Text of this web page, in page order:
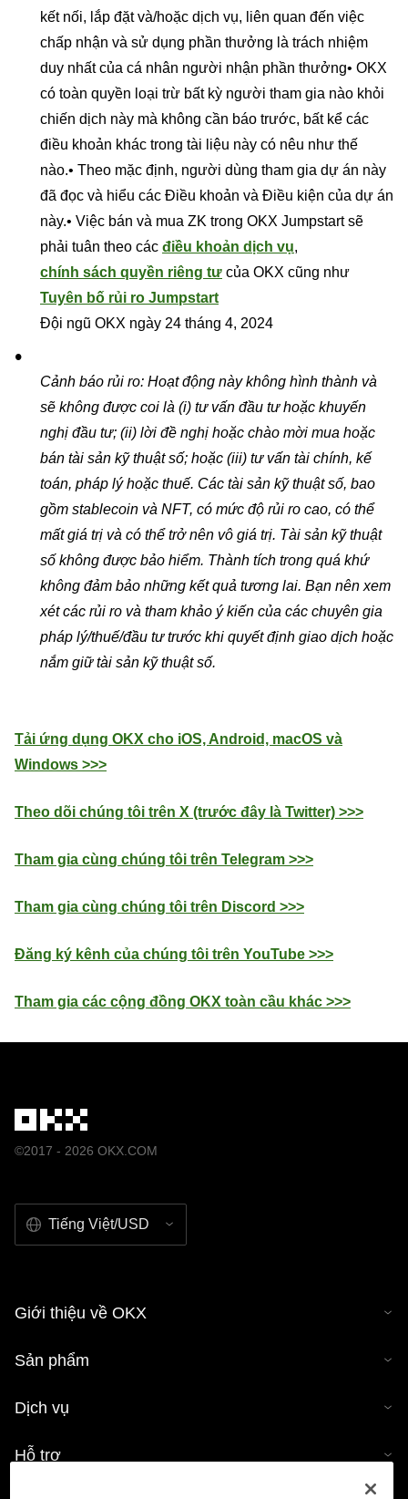
kết nối, lắp đặt và/hoặc dịch vụ, liên quan đến việc
chấp nhận và sử dụng phần thưởng là trách nhiệm
duy nhất của cá nhân người nhận phần thưởng• OKX
có toàn quyền loại trừ bất kỳ người tham gia nào khỏi
chiến dịch này mà không cần báo trước, bất kể các
điều khoản khác trong tài liệu này có nêu như thế
nào.• Theo mặc định, người dùng tham gia dự án này
đã đọc và hiểu các Điều khoản và Điều kiện của dự án
này.• Việc bán và mua ZK trong OKX Jumpstart sẽ
phải tuân theo các điều khoản dịch vụ,
chính sách quyền riêng tư của OKX cũng như
Tuyên bố rủi ro Jumpstart
Đội ngũ OKX ngày 24 tháng 4, 2024
Cảnh báo rủi ro: Hoạt động này không hình thành và
sẽ không được coi là (i) tư vấn đầu tư hoặc khuyến
nghị đầu tư; (ii) lời đề nghị hoặc chào mời mua hoặc
bán tài sản kỹ thuật số; hoặc (iii) tư vấn tài chính, kế
toán, pháp lý hoặc thuế. Các tài sản kỹ thuật số, bao
gồm stablecoin và NFT, có mức độ rủi ro cao, có thể
mất giá trị và có thể trở nên vô giá trị. Tài sản kỹ thuật
số không được bảo hiểm. Thành tích trong quá khứ
không đảm bảo những kết quả tương lai. Bạn nên xem
xét các rủi ro và tham khảo ý kiến của các chuyên gia
pháp lý/thuế/đầu tư trước khi quyết định giao dịch hoặc
nắm giữ tài sản kỹ thuật số.
Tải ứng dụng OKX cho iOS, Android, macOS và
Windows >>>
Theo dõi chúng tôi trên X (trước đây là Twitter) >>>
Tham gia cùng chúng tôi trên Telegram >>>
Tham gia cùng chúng tôi trên Discord >>>
Đăng ký kênh của chúng tôi trên YouTube >>>
Tham gia các cộng đồng OKX toàn cầu khác >>>
©2017 - 2026 OKX.COM
Tiếng Việt/USD
Giới thiệu về OKX
Sản phẩm
Dịch vụ
Hỗ trợ